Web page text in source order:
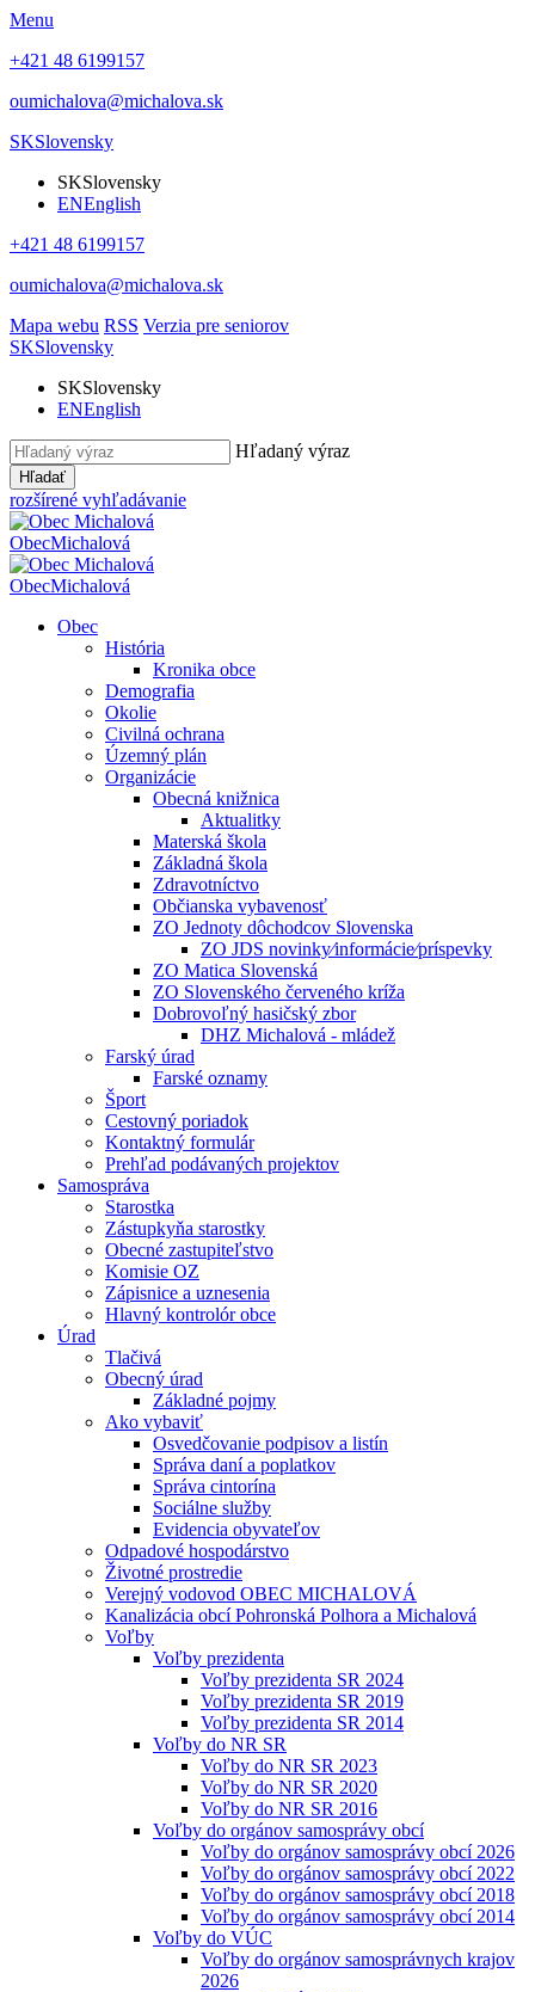
Menu
+421 48 6199157
oumichalova@michalova.sk
SKSlovensky
SKSlovensky
ENEnglish
+421 48 6199157
oumichalova@michalova.sk
Mapa webu RSS Verzia pre seniorov
SKSlovensky
SKSlovensky
ENEnglish
Hľadaný výraz
Hľadať
rozšírené vyhľadávanie
ObecMichalová
ObecMichalová
Obec
História
Kronika obce
Demografia
Okolie
Civilná ochrana
Územný plán
Organizácie
Obecná knižnica
Aktualitky
Materská škola
Základná škola
Zdravotníctvo
Občianska vybavenosť
ZO Jednoty dôchodcov Slovenska
ZO JDS novinky⁄informácie⁄príspevky
ZO Matica Slovenská
ZO Slovenského červeného kríža
Dobrovoľný hasičský zbor
DHZ Michalová - mládež
Farský úrad
Farské oznamy
Šport
Cestovný poriadok
Kontaktný formulár
Prehľad podávaných projektov
Samospráva
Starostka
Zástupkyňa starostky
Obecné zastupiteľstvo
Komisie OZ
Zápisnice a uznesenia
Hlavný kontrolór obce
Úrad
Tlačivá
Obecný úrad
Základné pojmy
Ako vybaviť
Osvedčovanie podpisov a listín
Správa daní a poplatkov
Správa cintorína
Sociálne služby
Evidencia obyvateľov
Odpadové hospodárstvo
Životné prostredie
Verejný vodovod OBEC MICHALOVÁ
Kanalizácia obcí Pohronská Polhora a Michalová
Voľby
Voľby prezidenta
Voľby prezidenta SR 2024
Voľby prezidenta SR 2019
Voľby prezidenta SR 2014
Voľby do NR SR
Voľby do NR SR 2023
Voľby do NR SR 2020
Voľby do NR SR 2016
Voľby do orgánov samosprávy obcí
Voľby do orgánov samosprávy obcí 2026
Voľby do orgánov samosprávy obcí 2022
Voľby do orgánov samosprávy obcí 2018
Voľby do orgánov samosprávy obcí 2014
Voľby do VÚC
Voľby do orgánov samosprávnych krajov
2026